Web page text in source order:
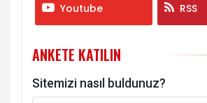
Youtube RSS
ANKETE KATILIN
Sitemizi nasıl buldunuz?